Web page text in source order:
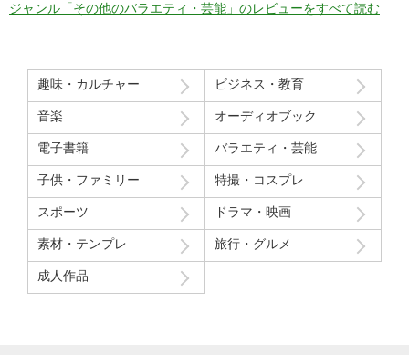
う」という趣旨の発言と「パイを食らう事はなんとも無い」とい
う趣旨の２つの部分ちょっと気分下がってしまったw
Route207さんいつも良い作品をありがとうございます！
初レビューですが、よく購入させて貰ってます！
ジャンル「その他のバラエティ・芸能」のレビューをすべて読む
趣味・カルチャー ビジネス・教育
音楽 オーディオブック
電子書籍 バラエティ・芸能
子供・ファミリー 特撮・コスプレ
スポーツ ドラマ・映画
素材・テンプレ 旅行・グルメ
成人作品